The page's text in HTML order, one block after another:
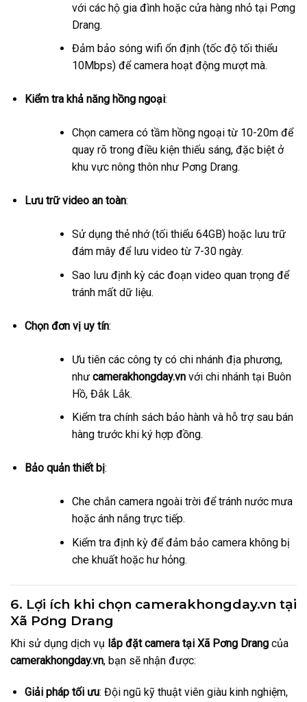
với các hộ gia đình hoặc cửa hàng nhỏ tại Pơng
Drang.
Đảm bảo sóng wifi ổn định (tốc độ tối thiểu
10Mbps) để camera hoạt động mượt mà.
Kiểm tra khả năng hồng ngoại:
Chọn camera có tầm hồng ngoại từ 10-20m để
quay rõ trong điều kiện thiếu sáng, đặc biệt ở
khu vực nông thôn như Pơng Drang.
Lưu trữ video an toàn:
Sử dụng thẻ nhớ (tối thiểu 64GB) hoặc lưu trữ
đám mây để lưu video từ 7-30 ngày.
Sao lưu định kỳ các đoạn video quan trọng để
tránh mất dữ liệu.
Chọn đơn vị uy tín:
Ưu tiên các công ty có chi nhánh địa phương,
như camerakhongday.vnvới chi nhánh tại Buôn
Hồ, Đắk Lắk.
Kiểm tra chính sách bảo hành và hỗ trợ sau bán
hàng trước khi ký hợp đồng.
Bảo quản thiết bị:
Che chắn camera ngoài trời để tránh nước mưa
hoặc ánh nắng trực tiếp.
Kiểm tra định kỳ để đảm bảo camera không bị
che khuất hoặc hư hỏng.
6. Lợi ích khi chọn camerakhongday.vn tại
Xã Pơng Drang
Khi sử dụng dịch vụ lắp đặt camera tại Xã Pơng Drang của
camerakhongday.vn, bạn sẽ nhận được:
Giải pháp tối ưu: Đội ngũ kỹ thuật viên giàu kinh nghiệm,